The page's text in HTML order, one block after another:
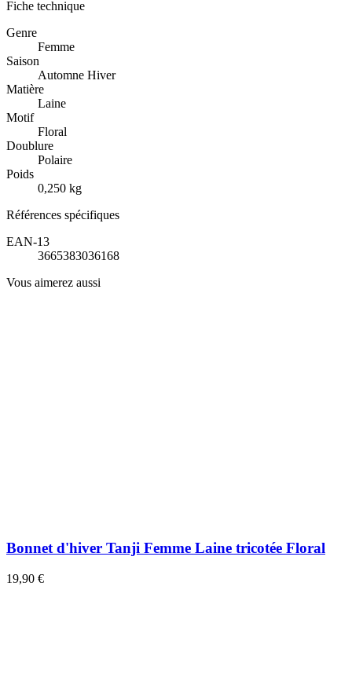
Fiche technique
Genre
Femme
Saison
Automne Hiver
Matière
Laine
Motif
Floral
Doublure
Polaire
Poids
0,250 kg
Références spécifiques
EAN-13
3665383036168
Vous aimerez aussi
Bonnet d'hiver Tanji Femme Laine tricotée Floral
19,90 €